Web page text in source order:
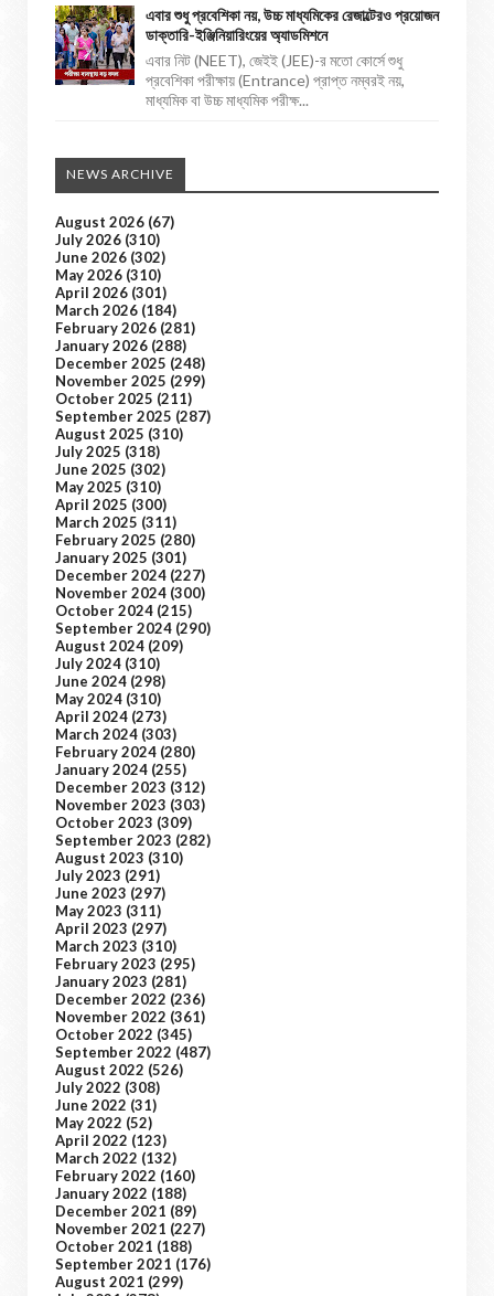
এবার শুধু প্রবেশিকা নয়, উচ্চ মাধ্যমিকের রেজাল্টেরও প্রয়োজন
ডাক্তারি-ইঞ্জিনিয়ারিংয়ের অ্যাডমিশনে
এবার নিট (NEET), জেইই (JEE)-র মতো কোর্সে শুধু
প্রবেশিকা পরীক্ষায় (Entrance) প্রাপ্ত নম্বরই নয়,
মাধ্যমিক বা উচ্চ মাধ্যমিক পরীক্ষ...
NEWS ARCHIVE
August 2026 (67)
July 2026 (310)
June 2026 (302)
May 2026 (310)
April 2026 (301)
March 2026 (184)
February 2026 (281)
January 2026 (288)
December 2025 (248)
November 2025 (299)
October 2025 (211)
September 2025 (287)
August 2025 (310)
July 2025 (318)
June 2025 (302)
May 2025 (310)
April 2025 (300)
March 2025 (311)
February 2025 (280)
January 2025 (301)
December 2024 (227)
November 2024 (300)
October 2024 (215)
September 2024 (290)
August 2024 (209)
July 2024 (310)
June 2024 (298)
May 2024 (310)
April 2024 (273)
March 2024 (303)
February 2024 (280)
January 2024 (255)
December 2023 (312)
November 2023 (303)
October 2023 (309)
September 2023 (282)
August 2023 (310)
July 2023 (291)
June 2023 (297)
May 2023 (311)
April 2023 (297)
March 2023 (310)
February 2023 (295)
January 2023 (281)
December 2022 (236)
November 2022 (361)
October 2022 (345)
September 2022 (487)
August 2022 (526)
July 2022 (308)
June 2022 (31)
May 2022 (52)
April 2022 (123)
March 2022 (132)
February 2022 (160)
January 2022 (188)
December 2021 (89)
November 2021 (227)
October 2021 (188)
September 2021 (176)
August 2021 (299)